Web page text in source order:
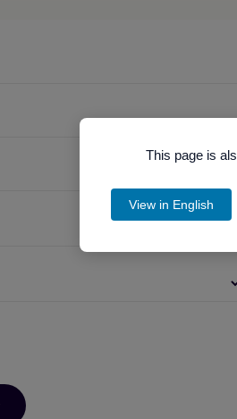
This page is
View in English